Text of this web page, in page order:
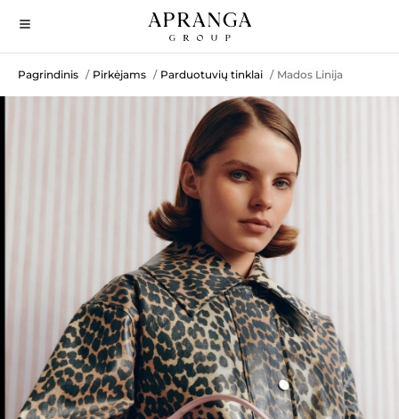
Pagrindinis / Pirkėjams / Parduotuvių tinklai / Mados Linija